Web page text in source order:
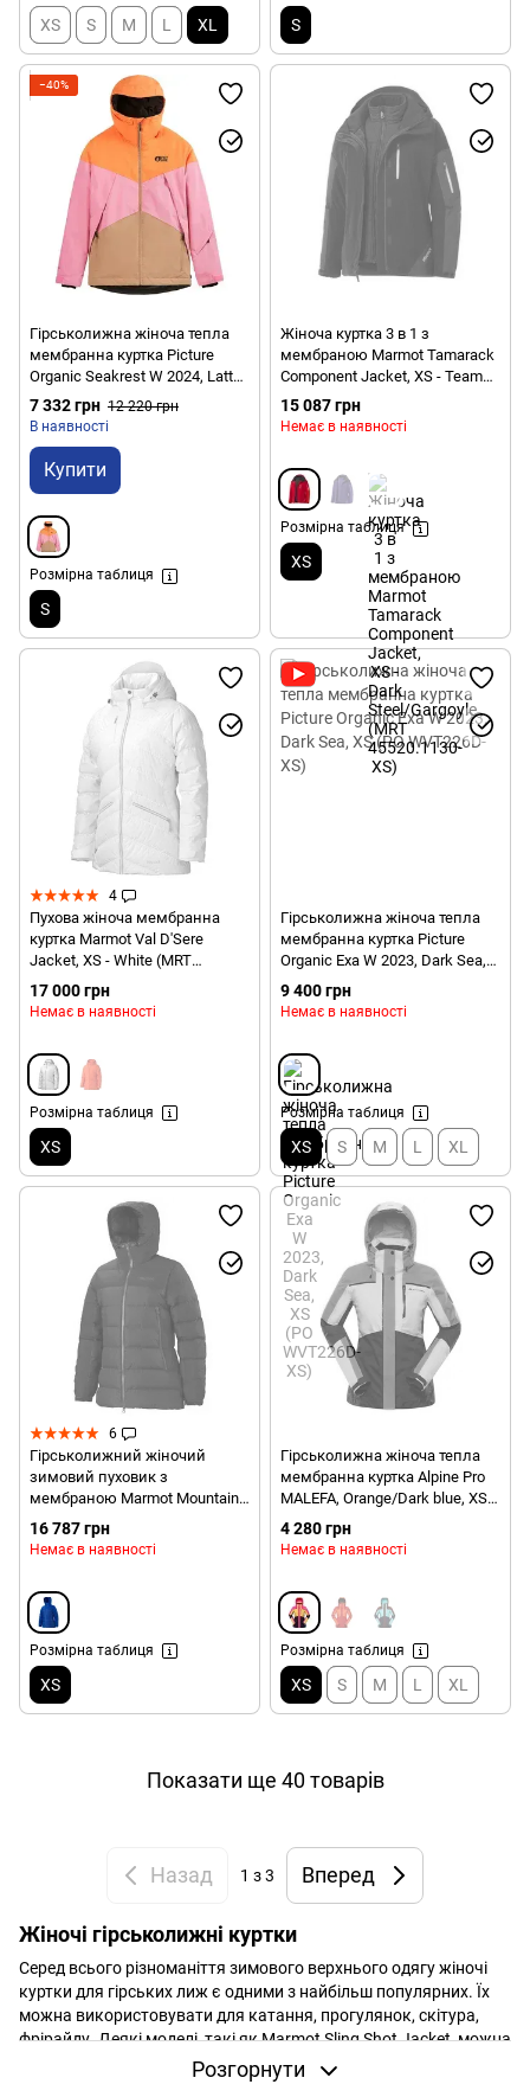
XS S M L XL S
−40%
Гірськолижна жіноча тепла
мембранна куртка Picture
Organic Seakrest W 2024, Latte,
S (3663270778450)
7 332 грн 12 220 грн
В наявності
Купити
Розмірна таблиця
S
Жіноча куртка 3 в 1 з
мембраною Marmot Tamarack
Component Jacket, XS - Team
Red/Rocket Red (MRT
45520.6287-XS)
15 087 грн
Немає в наявності
Розмірна таблиця
XS
4
Пухова жіноча мембранна
куртка Marmot Val D'Sere
Jacket, XS - White (MRT
75470.080-XS)
17 000 грн
Немає в наявності
Розмірна таблиця
XS
Гірськолижна жіноча тепла
мембранна куртка Picture
Organic Exa W 2023, Dark Sea,
XS (PO WVT226D-XS)
9 400 грн
Немає в наявності
Розмірна таблиця
XS S M L XL
6
Гірськолижний жіночий
зимовий пуховик з
мембраною Marmot Mountain
Down Jacket, XS - Gem Blue
(MRT 76030.2532-XS)
16 787 грн
Немає в наявності
Розмірна таблиця
XS
Гірськолижна жіноча тепла
мембранна куртка Alpine Pro
MALEFA, Orange/Dark blue, XS
(LJCY546235 XS)
4 280 грн
Немає в наявності
Розмірна таблиця
XS S M L XL
Показати ще 40 товарів
Назад 1 з 3 Вперед
Жіночі гірськолижні куртки
Серед всього різноманіття зимового верхнього одягу жіночі
куртки для гірських лиж є одними з найбільш популярних. Їх
можна використовувати для катання, прогулянок, скітура,
фрірайду. Деякі моделі, такі як Marmot Sling Shot Jacket, можна
використовувати для міста в особливо холодні дні. Також є
моделі (Marmot Tamarack Component Jacket), які можна носити
Розгорнути